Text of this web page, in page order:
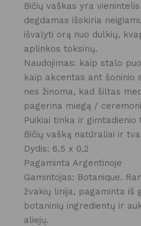
Bičių vaškas yra
degdamas išskiria
išvalyti orą nuo dulkių,
aplinkos toksinų.
Naudojimas: kaip stalo
kaip akcentas ant šoninio
nes žinoma, kad šiltas
pagerina miegą /
Puikiai tinka ir gimtadienio
Bičių vašką natūraliai ir
Dydis: 6,5 x 0,2
Pagaminta Argentinoje
Gamintojas: Botanique.
žvakių linija, pagaminta iš
botaninių ingredientų ir
aliejų.